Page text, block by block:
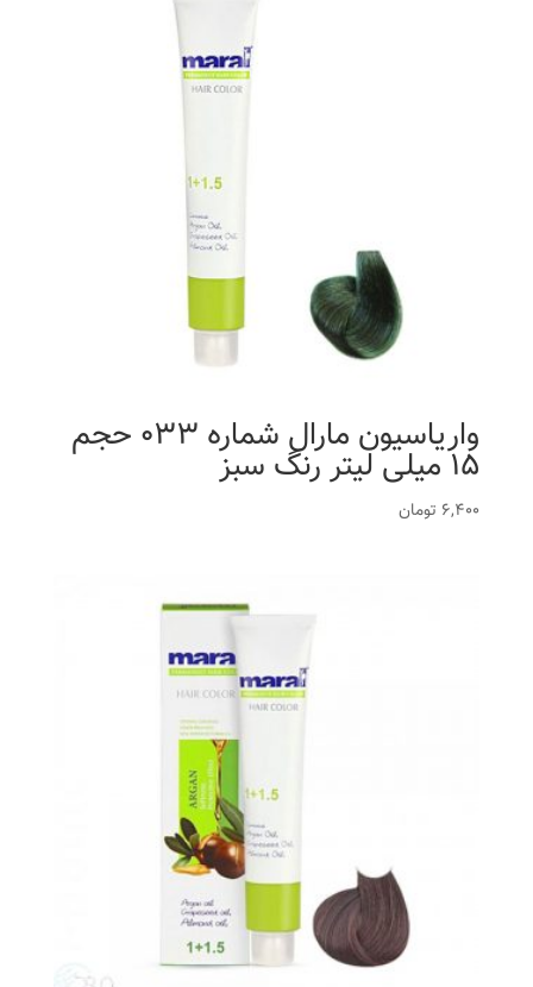
واریاسیون مارال شماره 033 حجم
15 میلی لیتر رنگ سبز
6,400 تومان